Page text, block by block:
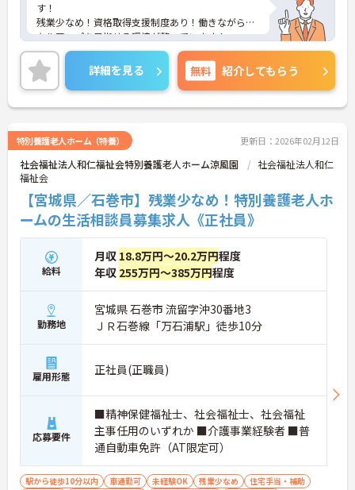
す！
残業少なめ！資格取得支援制度あり！働きながらス
キルアップを目指せる環境が整っています！
ご興味ある方には、面接のポイントなど、さらに詳
細をお話致しますのでお気軽にご相談ください。
詳細を見る 無料 紹介してもらう
特別養護老人ホーム（特養） 更新日：2026年02月12日
社会福祉法人和仁福祉会特別養護老人ホーム涼風園
社会福祉法人和仁
福祉会
【宮城県／石巻市】残業少なめ！特別養護老人ホ
ームの生活相談員募集求人《正社員》
給料
月収 18.8万円～20.2万円程度
年収 255万円～385万円程度
勤務地
宮城県 石巻市 流留字沖30番地3
ＪＲ石巻線「万石浦駅」徒歩10分
雇用形態 正社員(正職員)
応募要件
■精神保健福祉士、社会福祉士、社会福祉
主事任用のいずれか ■介護事業経験者 ■普
通自動車免許（AT限定可）
駅から徒歩10分以内 車通勤可 未経験OK 残業少なめ
住宅手当・補助